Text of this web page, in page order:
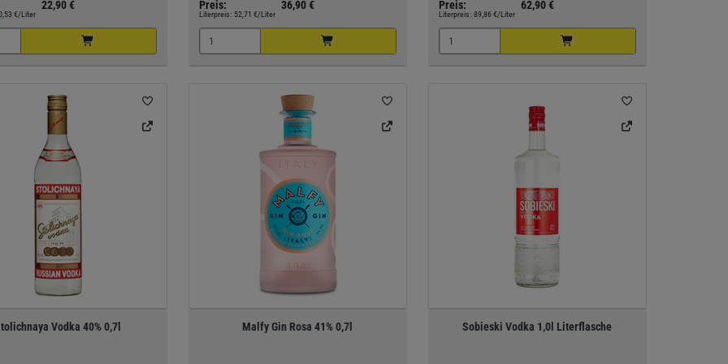
22,90 €
€/Liter
Preis: 36,90 €
Literpreis: 52,71 €/Liter
Preis: 62,90 €
Literpreis: 89,86 €/Liter
Vodka 40% 0,7l Malfy Gin Rosa 41% 0,7l Sobieski Vodka 1,0l Literflasche